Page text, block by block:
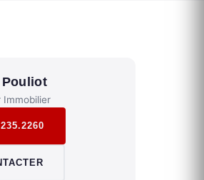
Pouliot
Immobilier